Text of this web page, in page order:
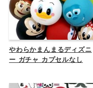
やわらかまんまるディズニ
ー ガチャ カプセルなし